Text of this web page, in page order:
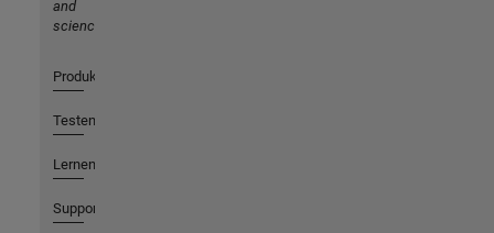
and
science
Produkte
Testen oder Kaufen
Lernen
Support